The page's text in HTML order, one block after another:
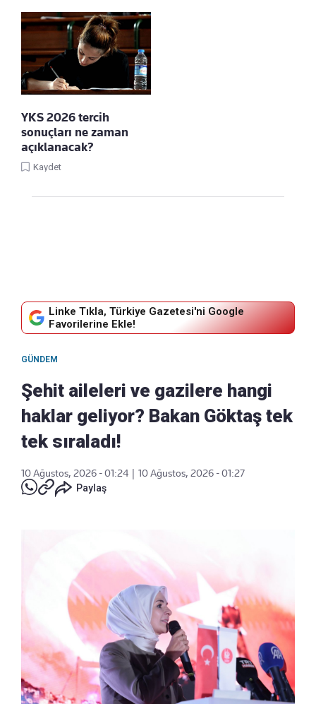
YKS 2026 tercih
sonuçları ne zaman
açıklanacak?
Kaydet
Linke Tıkla, Türkiye Gazetesi'ni Google
Favorilerine Ekle!
GÜNDEM
Şehit aileleri ve gazilere hangi
haklar geliyor? Bakan Göktaş tek
tek sıraladı!
10 Ağustos, 2026 - 01:24
10 Ağustos, 2026 - 01:27
Paylaş